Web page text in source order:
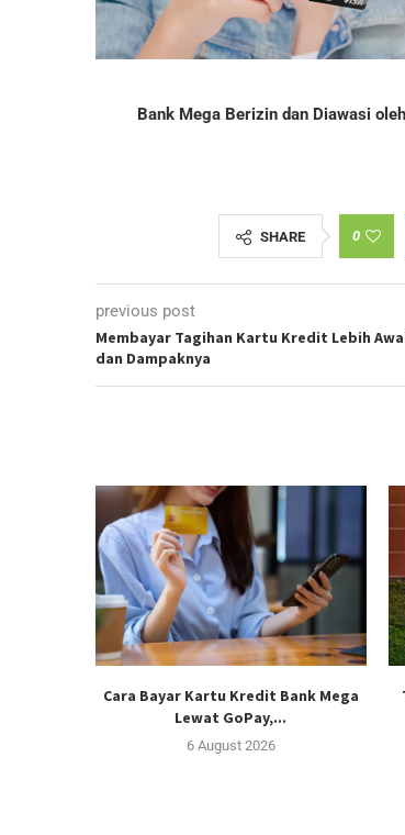
Bank Mega Berizin dan Diawasi
SHARE 0
previous post
Membayar Tagihan Kartu Kredit Lebih
dan Dampaknya
Cara Bayar Kartu Kredit Bank Mega
Lewat GoPay,...
6 August 2026